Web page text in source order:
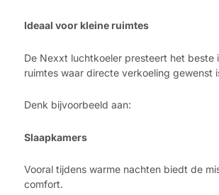
Ideaal voor kleine ruimtes
De Nexxt luchtkoeler presteert het beste
ruimtes waar directe verkoeling gewenst
Denk bijvoorbeeld aan:
Slaapkamers
Vooral tijdens warme nachten biedt de
comfort.